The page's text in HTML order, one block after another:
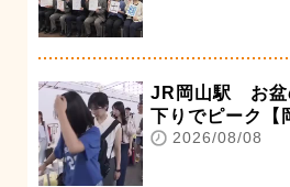
JR岡山駅 お盆
下りでピーク【
2026/08/08